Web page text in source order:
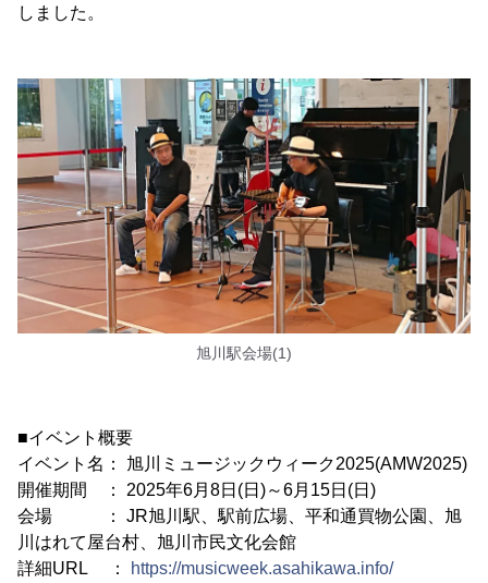
しました。
旭川駅会場(1)
■イベント概要
イベント名： 旭川ミュージックウィーク2025(AMW2025)
開催期間 ： 2025年6月8日(日)～6月15日(日)
会場 ： JR旭川駅、駅前広場、平和通買物公園、旭
川はれて屋台村、旭川市民文化会館
詳細URL ：
https://musicweek.asahikawa.info/